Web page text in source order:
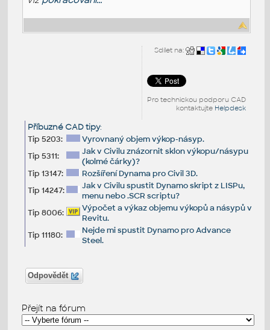
Sdílet na:
Pro technickou podporu CAD
kontaktujte Helpdesk
Příbuzné CAD tipy:
Tip 5203:
Vyrovnaný objem výkop-násyp.
Tip 5311:
Jak v Civilu znázornit sklon výkopu/násypu
(kolmé čárky)?
Tip 13147:
Rozšíření Dynama pro Civil 3D.
Tip 14247:
Jak v Civilu spustit Dynamo skript z LISPu,
menu nebo .SCR scriptu?
Tip 8006:
Výpočet a výkaz objemu výkopů a násypů v
Revitu.
Tip 11180:
Nejde mi spustit Dynamo pro Advance
Steel.
Odpovědět
Přejít na fórum